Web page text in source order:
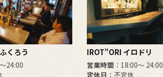
くろう
24:00
IROT”ORI イロドリ
営業時間 ：18:00～ 24:00
定休日 ：不定休